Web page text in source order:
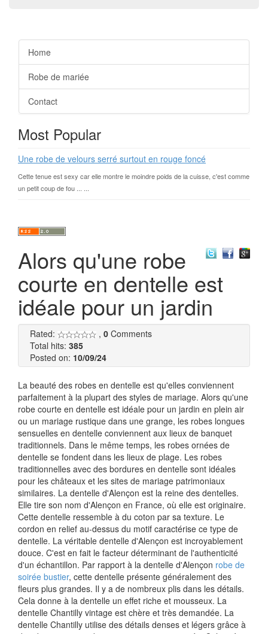
Home
Robe de mariée
Contact
Most Popular
Une robe de velours serré surtout en rouge foncé
Cette tenue est sexy car elle montre le moindre poids de la cuisse, c'est comme
un petit coup de fou ... ...
Alors qu'une robe
courte en dentelle est
idéale pour un jardin
Rated: , 0 Comments
Total hits: 385
Posted on: 10/09/24
La beauté des robes en dentelle est qu'elles conviennent
parfaitement à la plupart des styles de mariage. Alors qu'une
robe courte en dentelle est idéale pour un jardin en plein air
ou un mariage rustique dans une grange, les robes longues
sensuelles en dentelle conviennent aux lieux de banquet
traditionnels. Dans le même temps, les robes ornées de
dentelle se fondent dans les lieux de plage. Les robes
traditionnelles avec des bordures en dentelle sont idéales
pour les châteaux et les sites de mariage patrimoniaux
similaires. La dentelle d'Alençon est la reine des dentelles.
Elle tire son nom d'Alençon en France, où elle est originaire.
Cette dentelle ressemble à du coton par sa texture. Le
cordon en relief au-dessus du motif caractérise ce type de
dentelle. La véritable dentelle d'Alençon est incroyablement
douce. C'est en fait le facteur déterminant de l'authenticité
d'un échantillon. Par rapport à la dentelle d'Alençon robe de
soirée bustier, cette dentelle présente généralement des
fleurs plus grandes. Il y a de nombreux plis dans les détails.
Cela donne à la dentelle un effet riche et mousseux. La
dentelle Chantilly vintage est chère et très demandée. La
dentelle Chantilly utilise des détails denses et légers grâce à